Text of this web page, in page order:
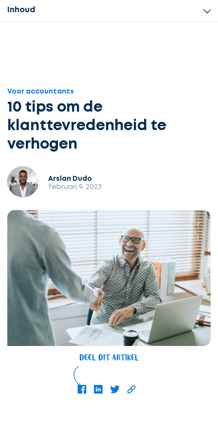
Inhoud
Voor accountants
10 tips om de
klanttevredenheid te
verhogen
Arslan Dudo
februari 9, 2023
DEEL DIT ARTIKEL